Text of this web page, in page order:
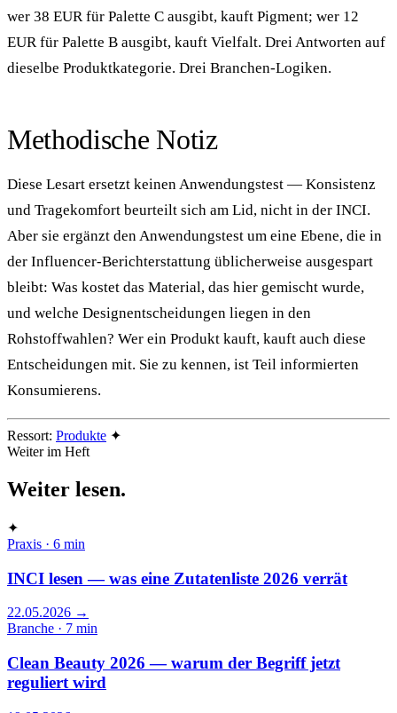
wer 38 EUR für Palette C ausgibt, kauft Pigment; wer 12
EUR für Palette B ausgibt, kauft Vielfalt. Drei Antworten auf
dieselbe Produktkategorie. Drei Branchen-Logiken.
Methodische Notiz
Diese Lesart ersetzt keinen Anwendungstest — Konsistenz
und Tragekomfort beurteilt sich am Lid, nicht in der INCI.
Aber sie ergänzt den Anwendungstest um eine Ebene, die in
der Influencer-Berichterstattung üblicherweise ausgespart
bleibt: Was kostet das Material, das hier gemischt wurde,
und welche Designentscheidungen liegen in den
Rohstoffwahlen? Wer ein Produkt kauft, kauft auch diese
Entscheidungen mit. Sie zu kennen, ist Teil informierten
Konsumierens.
Ressort: Produkte ✦
Weiter im Heft
Weiter lesen.
✦
Praxis · 6 min
INCI lesen — was eine Zutatenliste 2026 verrät
22.05.2026 →
Branche · 7 min
Clean Beauty 2026 — warum der Begriff jetzt
reguliert wird